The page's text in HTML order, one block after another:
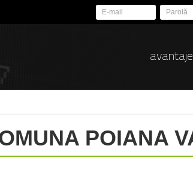
avantaje
POIANA